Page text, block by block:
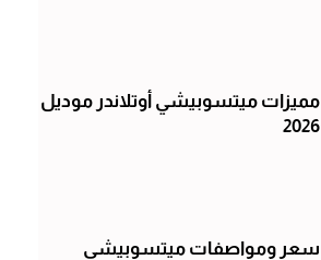
مميزات ميتسوبيشي أوتلاندر موديل
2026
سعر ومواصفات ميتسوبيشي